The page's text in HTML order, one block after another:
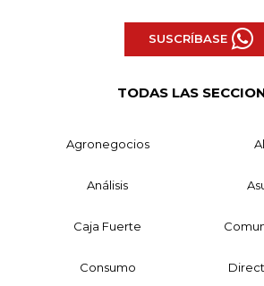
SUSCRÍBASE
TODAS LAS
Agronegocios
Análisis
Caja Fuerte
Consumo